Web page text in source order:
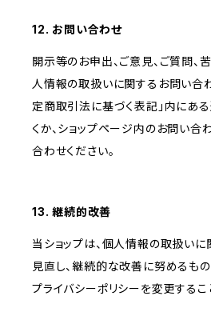
12. お問い合わせ
開示等のお申出、ご意見、ご質問、
人情報の取扱いに関するお問い合
定商取引法に基づく表記」内にあ
くか、ショップページ内のお問い合
合わせください。
13. 継続的改善
当ショップは、個人情報の取扱い
見直し、継続的な改善に努めるもの
プライバシーポリシーを変更するこ